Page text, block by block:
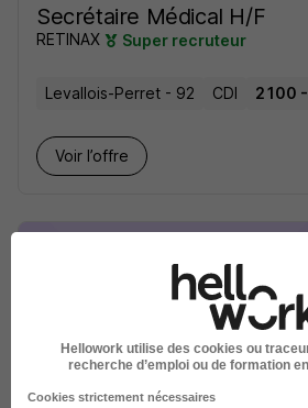
Secrétaire Médical H/F
RETINAX Super recruteur
Levallois-Perret - 92 CDI 2 100
Voir l’offre
Préparateur en Pharmacie
Intérim H/F
Hellowork utilise des cookies ou
recherche d’emploi ou de formation
Cookies strictement nécessaires